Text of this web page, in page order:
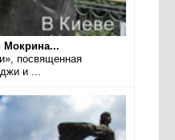
Мокрина...
посвященная
и ...